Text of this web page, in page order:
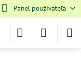
Panel používateľa